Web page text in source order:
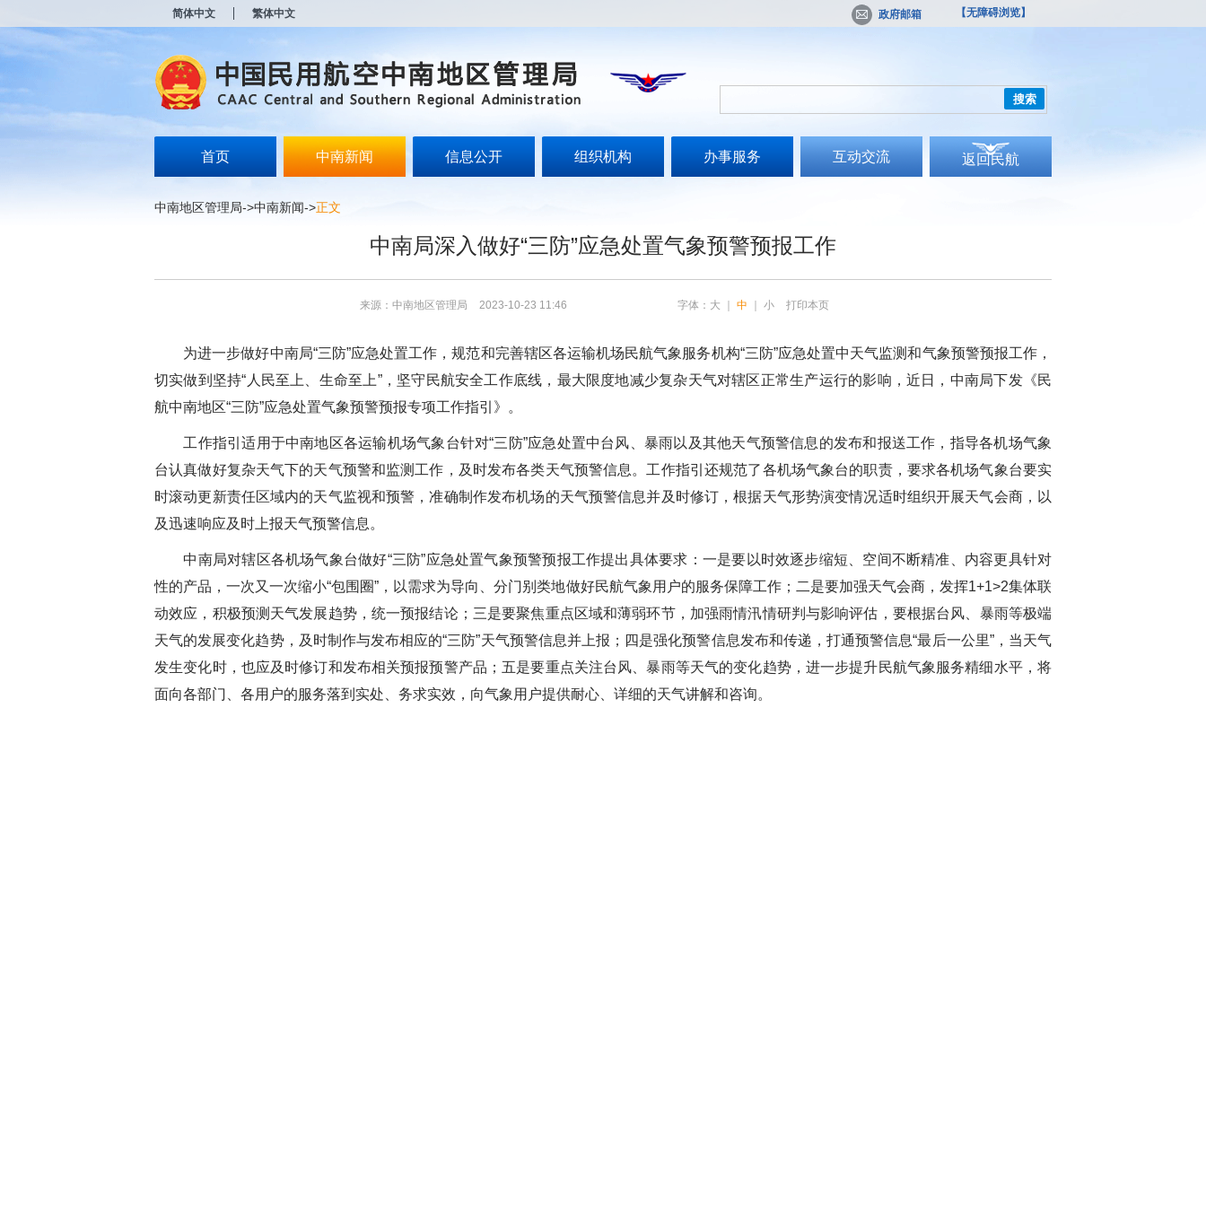
简体中文 繁体中文 政府邮箱 【无障碍浏览】
搜索
首页 中南新闻 信息公开 组织机构 办事服务 互动交流 返回民航
中南地区管理局->中南新闻->正文
中南局深入做好“三防”应急处置气象预警预报工作
来源：中南地区管理局 2023-10-23 11:46 字体： 大 中 小 打印本页
为进一步做好中南局“三防”应急处置工作，规范和完善辖区各运输机场民航气象服务机构“三防”应急处置中天气监测和气象预警预报工作，
切实做到坚持“ 人民至上、生命至上”，坚守民航安全工作底线，最大限度地减少复杂天气对辖区正常生产运行的影响，近日，中南局下发《民
航中南地区“三防”应急处置气象预警预报专项工作指引》。
工作指引适用于中南地区各运输机场气象台针对“三防”应急处置中台风、暴雨以及其他天气预警信息的发布和报送工作，指导各机场气象
台认真做好复杂天气下的天气预警和监测工作，及时发布各类天气预警信息。工作指引还规范了各机场气象台的职责，要求各机场气象台要实
时滚动更新责任区域内的天气监视和预警，准确制作发布机场的天气预警信息并及时修订 ，根据天气形势演变情况适时组织开展天气会商，以
及迅速响应及时上报天气预警信息。
中南局对辖区各机场气象台做好“三防”应急处置气象预警预报工作提出具体要求：一是要 以时效逐步缩短、空间不断精准、内容更具针对
性的产品，一次又一次缩小“包围圈” ，以需求为导向、分门别类地做好民航气象用户的服务保障工作； 二是要加强天气会商， 发挥1+1>2集体联
动效应， 积极预测天气发展趋势，统一预报结论；三是要聚焦重点区域和薄弱环节，加强雨情汛情研判与影响评估， 要根据台风、暴雨等极端
天气的发展变化趋势， 及时制作与发布相应的“三防”天气预警信息并上报；四是强化预警信息发布和传递，打通预警信息“最后一公里”，当天气
发生变化时，也应及时修订和发布相关预报预警产品；五是要重点关注台风、暴雨等天气的变化趋势，进一步提升民航气象服务精细水平，将
面向各部门、各用户的服务落到实处、务求实效，向气象用户提供耐心、详细的天气讲解和咨询。
打
无
障